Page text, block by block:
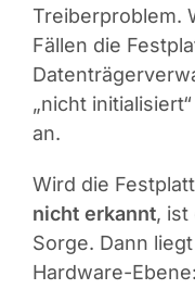
Treiberproblem.
Fällen die
„nicht
an.
Wird die
nicht erkannt, ist
Sorge. Dann
Hardware-